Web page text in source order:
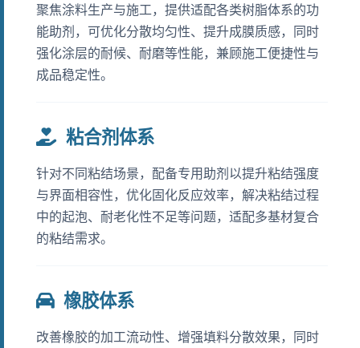
聚焦涂料生产与施工，提供适配各类树脂体系的功
能助剂，可优化分散均匀性、提升成膜质感，同时
强化涂层的耐候、耐磨等性能，兼顾施工便捷性与
成品稳定性。
粘合剂体系
针对不同粘结场景，配备专用助剂以提升粘结强度
与界面相容性，优化固化反应效率，解决粘结过程
中的起泡、耐老化性不足等问题，适配多基材复合
的粘结需求。
橡胶体系
改善橡胶的加工流动性、增强填料分散效果，同时